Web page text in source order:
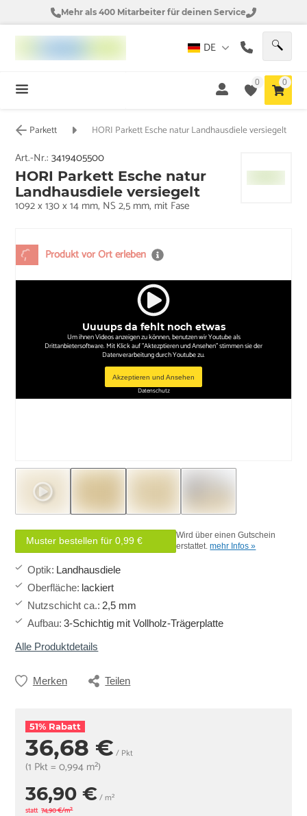
Mehr als 400 Mitarbeiter für deinen Service
DE
0 0
Parkett HORI Parkett Esche natur Landhausdiele versiegelt
Produkt vor Ort erleben
Uuuups da fehlt noch etwas
Um ihnen Videos anzeigen zu können, benutzen wir Youtube als
Drittanbietersoftware. Mit Klick auf "Aktezptieren und Ansehen" stimmen sie der
Datenverarbeitung durch Youtube zu.
Akzeptieren und Ansehen
Datenschutz
Art.-Nr.:3419405500
HORI Parkett Esche natur
Landhausdiele versiegelt
1092 x 130 x 14 mm, NS 2,5 mm, mit Fase
Muster bestellen für 0,99 €
Wird über einen Gutschein
erstattet.mehr Infos »
Optik: Landhausdiele
Oberfläche: lackiert
Nutzschicht ca.: 2,5 mm
Aufbau: 3-Schichtig mit Vollholz-Trägerplatte
Alle Produktdetails
Merken Teilen
51% Rabatt
36,68 € / Pkt
(1 Pkt = 0,994 m²)
36,90 €/ m²
statt 74,90 €/m²